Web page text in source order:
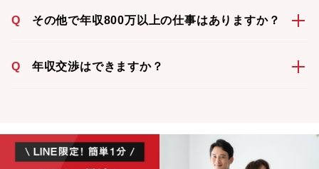
Q その他で年収800万以上の仕事はありますか？
Q 年収交渉はできますか？